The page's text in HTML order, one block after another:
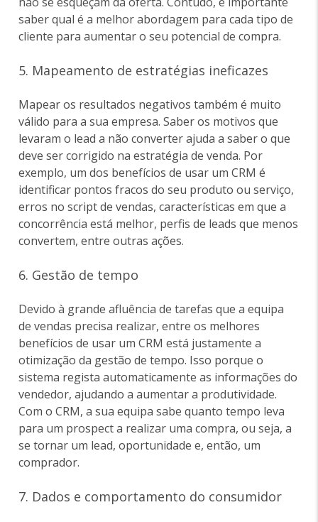
saber qual é a melhor abordagem para cada tipo de
cliente para aumentar o seu potencial de compra.
5. Mapeamento de estratégias ineficazes
Mapear os resultados negativos também é muito
válido para a sua empresa. Saber os motivos que
levaram o lead a não converter ajuda a saber o que
deve ser corrigido na estratégia de venda. Por
exemplo, um dos benefícios de usar um CRM é
identificar pontos fracos do seu produto ou serviço,
erros no script de vendas, características em que a
concorrência está melhor, perfis de leads que menos
convertem, entre outras ações.
6. Gestão de tempo
Devido à grande afluência de tarefas que a equipa
de vendas precisa realizar, entre os melhores
benefícios de usar um CRM está justamente a
otimização da gestão de tempo. Isso porque o
sistema regista automaticamente as informações do
vendedor, ajudando a aumentar a produtividade.
Com o CRM, a sua equipa sabe quanto tempo leva
para um prospect a realizar uma compra, ou seja, a
se tornar um lead, oportunidade e, então, um
comprador.
7. Dados e comportamento do consumidor